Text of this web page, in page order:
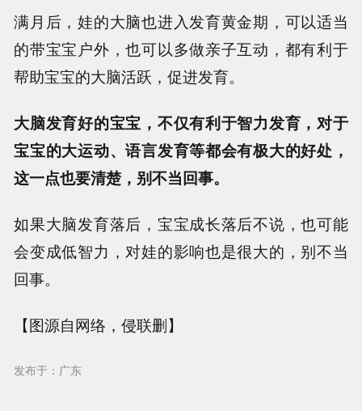
满月后，娃的大脑也进入发育黄金期，可以适当
的带宝宝户外，也可以多做亲子互动，都有利于
帮助宝宝的大脑活跃，促进发育。
大脑发育好的宝宝，不仅有利于智力发育，对于
宝宝的大运动、语言发育等都会有极大的好处，
这一点也要清楚，别不当回事。
如果大脑发育落后，宝宝成长落后不说，也可能
会变成低智力，对娃的影响也是很大的，别不当
回事。
【图源自网络，侵联删】
发布于：广东